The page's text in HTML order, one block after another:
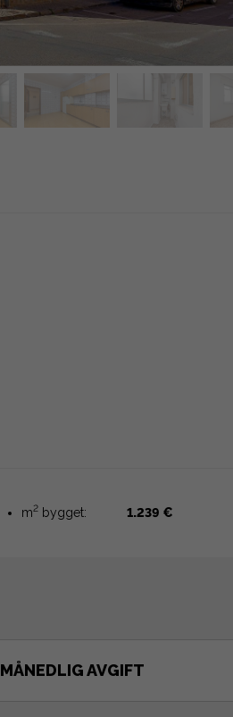
m2 bygget: 1.239 €
MÅNEDLIG AVGIFT